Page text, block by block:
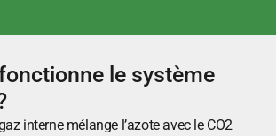
le système
interne mélange l’azote avec le CO2